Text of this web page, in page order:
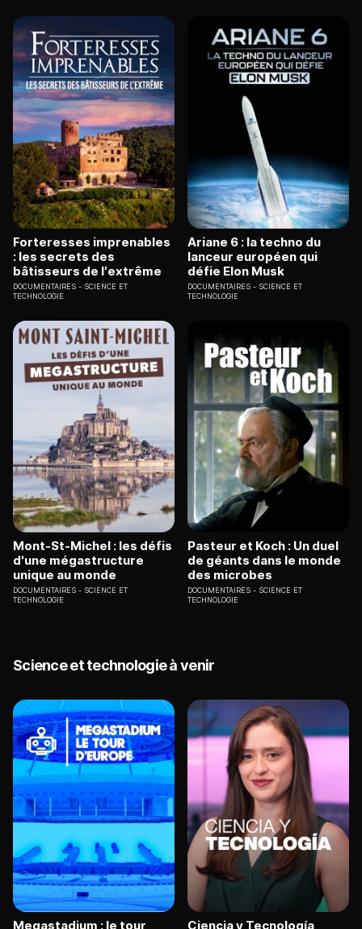
Forteresses imprenables
: les secrets des
bâtisseurs de l'extrême
DOCUMENTAIRES
SCIENCE ET
TECHNOLOGIE
Ariane 6 : la techno du
lanceur européen qui
défie Elon Musk
DOCUMENTAIRES
SCIENCE ET
TECHNOLOGIE
Mont-St-Michel : les défis
d'une mégastructure
unique au monde
DOCUMENTAIRES
SCIENCE ET
TECHNOLOGIE
Pasteur et Koch : Un duel
de géants dans le monde
des microbes
DOCUMENTAIRES
SCIENCE ET
TECHNOLOGIE
Science et technologie à venir
Megastadium : le tour Ciencia y Tecnología